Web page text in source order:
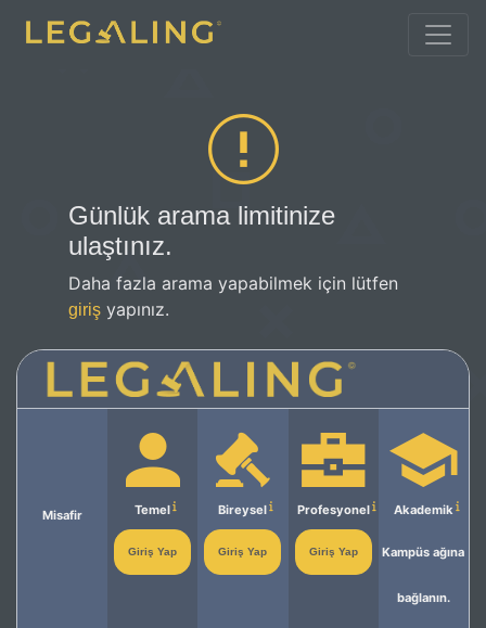
Günlük arama limitinize
ulaştınız.
Daha fazla arama yapabilmek için lütfen
giriş yapınız.
Misafir Temel
Giriş Yap
Bireysel
Giriş Yap
Profesyonel
Giriş Yap
Akademik
Kampüs ağına
bağlanın.